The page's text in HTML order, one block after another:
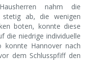
nahm die
stetig ab, die wenigen
boten, konnte diese
die niedrige individuelle
konnte Hannover nach
dem Schlusspfiff den